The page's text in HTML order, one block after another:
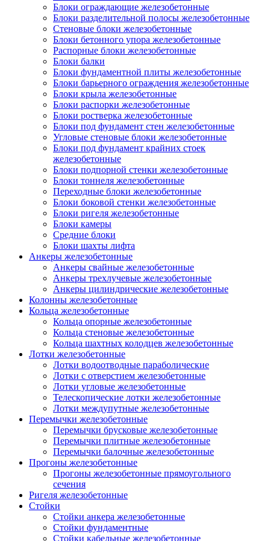
Блоки ограждающие железобетонные
Блоки разделительной полосы железобетонные
Стеновые блоки железобетонные
Блоки бетонного упора железобетонные
Распорные блоки железобетонные
Блоки балки
Блоки фундаментной плиты железобетонные
Блоки барьерного ограждения железобетонные
Блоки крыла железобетонные
Блоки распорки железобетонные
Блоки ростверка железобетонные
Блоки под фундамент стен железобетонные
Угловые стеновые блоки железобетонные
Блоки под фундамент крайних стоек
железобетонные
Блоки подпорной стенки железобетонные
Блоки тоннеля железобетонные
Переходные блоки железобетонные
Блоки боковой стенки железобетонные
Блоки ригеля железобетонные
Блоки камеры
Средние блоки
Блоки шахты лифта
Анкеры железобетонные
Анкеры свайные железобетонные
Анкеры трехлучевые железобетонные
Анкеры цилиндрические железобетонные
Колонны железобетонные
Кольца железобетонные
Кольца опорные железобетонные
Кольца стеновые железобетонные
Кольца шахтных колодцев железобетонные
Лотки железобетонные
Лотки водоотводные параболические
Лотки с отверстием железобетонные
Лотки угловые железобетонные
Телескопические лотки железобетонные
Лотки междупутные железобетонные
Перемычки железобетонные
Перемычки брусковые железобетонные
Перемычки плитные железобетонные
Перемычки балочные железобетонные
Прогоны железобетонные
Прогоны железобетонные прямоугольного
сечения
Ригеля железобетонные
Стойки
Стойки анкера железобетонные
Стойки фундаментные
Стойки кабельные железобетонные